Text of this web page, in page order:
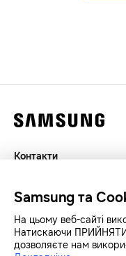
Контакти
Конфіденційність
SAMSUNG.COM
Samsung та
На цьому веб-сайті
Натискаючи
дозволяєте нам